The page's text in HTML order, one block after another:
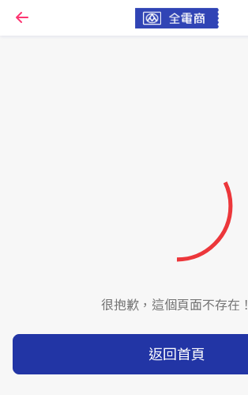
很抱歉，這個頁面不存在！
返回首頁